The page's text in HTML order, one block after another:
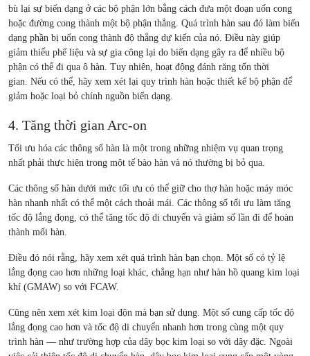
bù lại sự biến dạng ở các bộ phận lớn bằng cách đưa một đoạn uốn cong
hoặc đường cong thành một bộ phận thẳng. Quá trình hàn sau đó làm biến
dạng phần bị uốn cong thành độ thẳng dự kiến ​​của nó. Điều này giúp
giảm thiểu phế liệu và sự gia công lại do biến dạng gây ra để nhiều bộ
phận có thể đi qua ô hàn. Tuy nhiên, hoạt động đánh răng tốn thời
gian. Nếu có thể, hãy xem xét lại quy trình hàn hoặc thiết kế bộ phận để
giảm hoặc loại bỏ chính nguồn biến dạng.
4. Tăng thời gian Arc-on
Tối ưu hóa các thông số hàn là một trong những nhiệm vụ quan trọng
nhất phải thực hiện trong một tế bào hàn và nó thường bị bỏ qua.
Các thông số hàn dưới mức tối ưu có thể giữ cho thợ hàn hoặc máy móc
hàn nhanh nhất có thể một cách thoải mái. Các thông số tối ưu làm tăng
tốc độ lắng đọng, có thể tăng tốc độ di chuyển và giảm số lần đi để hoàn
thành mối hàn.
Điều đó nói rằng, hãy xem xét quá trình hàn bạn chọn. Một số có tỷ lệ
lắng đọng cao hơn những loại khác, chẳng hạn như hàn hồ quang kim loại
khí (GMAW) so với FCAW.
Cũng nên xem xét kim loại độn mà bạn sử dụng. Một số cung cấp tốc độ
lắng đọng cao hơn và tốc độ di chuyển nhanh hơn trong cùng một quy
trình hàn — như trường hợp của dây bọc kim loại so với dây đặc. Ngoài